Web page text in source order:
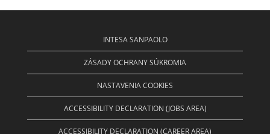
INTESA SANPAOLO
ZÁSADY OCHRANY SÚKROMIA
NASTAVENIA COOKIES
ACCESSIBILITY DECLARATION (JOBS AREA)
ACCESSIBILITY DECLARATION (CAREER AREA)